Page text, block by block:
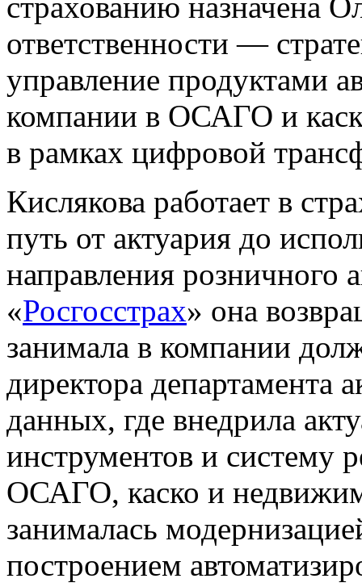
страхованию назначена
ответственности —
управление продуктами
компании в ОСАГО и
в рамках цифровой
Кислякова работает в
путь от актуария до
направления розничного
«Росгосстрах» она
занимала в компании
директора департамента
данных, где внедрила
инструментов и систему
ОСАГО, каско и
занималась
построением